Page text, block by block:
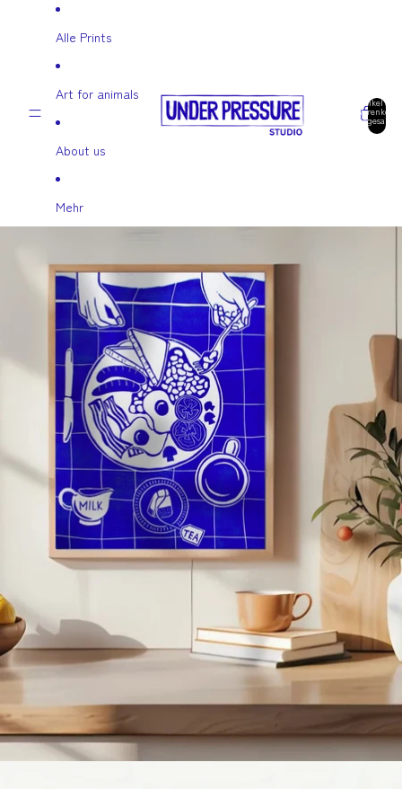
Alle Prints
Art for animals
About us
Mehr
Artikel im
Warenkorb
insgesamt:
Zu Produktinformationen springen